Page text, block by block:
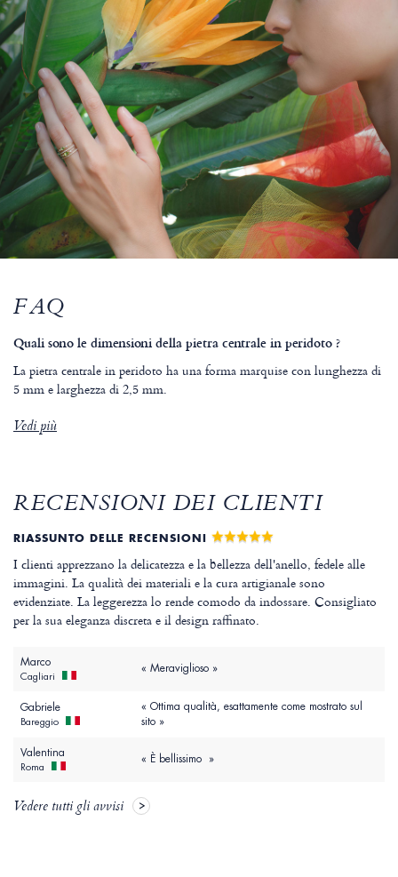
FAQ
Quali sono le dimensioni della pietra centrale in peridoto ?
La pietra centrale in peridoto ha una forma marquise con lunghezza di
5 mm e larghezza di 2,5 mm.
Vedi più
RECENSIONI DEI CLIENTI
RIASSUNTO DELLE RECENSIONI
I clienti apprezzano la delicatezza e la bellezza dell'anello, fedele alle
immagini. La qualità dei materiali e la cura artigianale sono
evidenziate. La leggerezza lo rende comodo da indossare. Consigliato
per la sua eleganza discreta e il design raffinato.
Marco
Cagliari
« Meraviglioso »
Gabriele
Bareggio
« Ottima qualità, esattamente come mostrato sul
sito »
Valentina
Roma
« È bellissimo »
Vedere tutti gli avvisi